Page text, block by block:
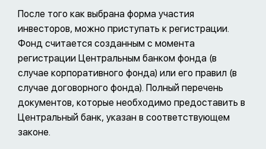
После того как выбрана форма участия
инвесторов, можно приступать к регистрации.
Фонд считается созданным с момента
регистрации Центральным банком фонда (в
случае корпоративного фонда) или его правил (в
случае договорного фонда). Полный перечень
документов, которые необходимо предоставить в
Центральный банк, указан в соответствующем
законе.